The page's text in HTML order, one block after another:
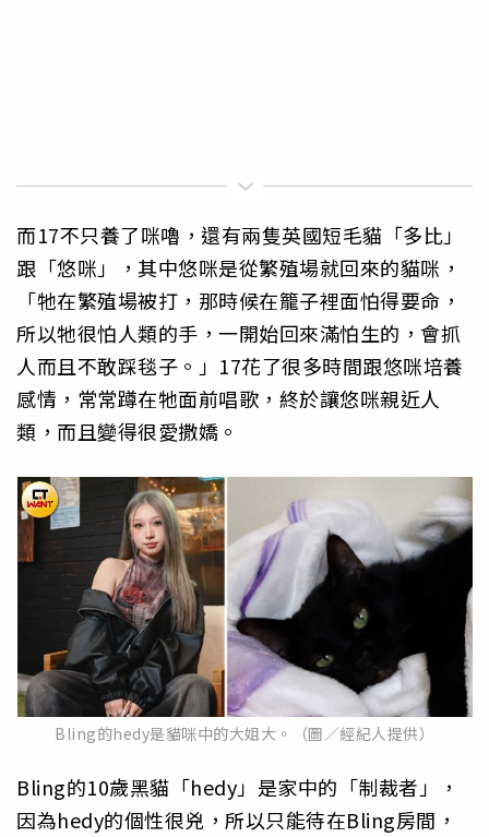
而17不只養了咪嚕，還有兩隻英國短毛貓「多比」
跟「悠咪」，其中悠咪是從繁殖場就回來的貓咪，
「牠在繁殖場被打，那時候在籠子裡面怕得要命，
所以牠很怕人類的手，一開始回來滿怕生的，會抓
人而且不敢踩毯子。」17花了很多時間跟悠咪培養
感情，常常蹲在牠面前唱歌，終於讓悠咪親近人
類，而且變得很愛撒嬌。
Bling的hedy是貓咪中的大姐大。（圖／經紀人提供）
Bling的10歲黑貓「hedy」是家中的「制裁者」，
因為hedy的個性很兇，所以只能待在Bling房間，